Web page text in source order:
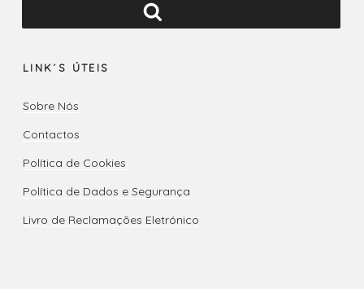
LINK´S ÚTEIS
Sobre Nós
Contactos
Política de Cookies
Política de Dados e Segurança
Livro de Reclamações Eletrónico